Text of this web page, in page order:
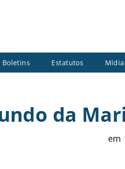
Boletins Estatutos
da
em